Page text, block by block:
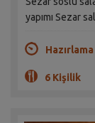
yapımı Sezar
6 Kişilik